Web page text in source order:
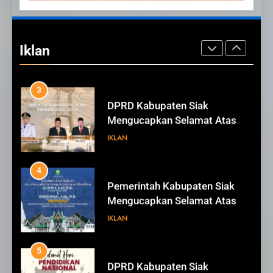
Iklan
Pemerintah Kabupaten Siak
Mengucapkan Tahniah Hari
Jadi ke-26 Kabupaten Siak
3
DPRD Kabupaten Siak
Mengucapkan Selamat Atas
Pengambilan Sumpah Jabatan
IKLAN
4
Pemerintah Kabupaten Siak
Mengucapkan Selamat Atas
Pengambilan Sumpah Jabatan
IKLAN
5
DPRD Kabupaten Siak